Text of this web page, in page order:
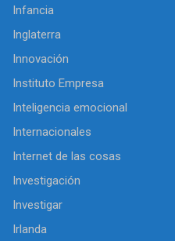
Infancia
Inglaterra
Innovación
Instituto Empresa
Inteligencia emocional
Internacionales
Internet de las cosas
Investigación
Investigar
Irlanda